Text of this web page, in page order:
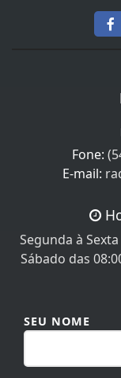
Fone:
E-mail:
Segunda à
Sábado das
SEU NOME